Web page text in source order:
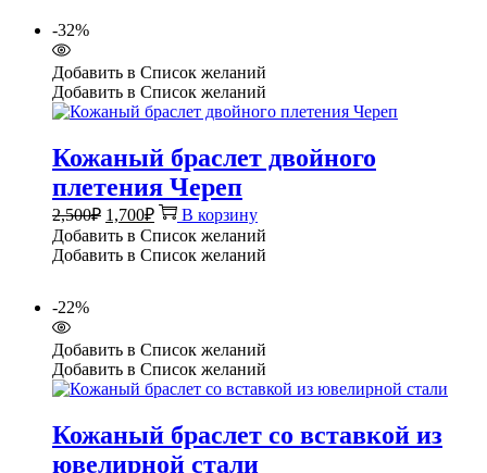
-32%
Добавить в Список желаний
Добавить в Список желаний
Кожаный браслет двойного
плетения Череп
2,500₽ Первоначальная
цена
составляла
1,700₽Текущая
цена:
1,700₽.
В корзину
Добавить в Список желаний
Добавить в Список желаний
-22%
Добавить в Список желаний
Добавить в Список желаний
Кожаный браслет со вставкой из
ювелирной стали